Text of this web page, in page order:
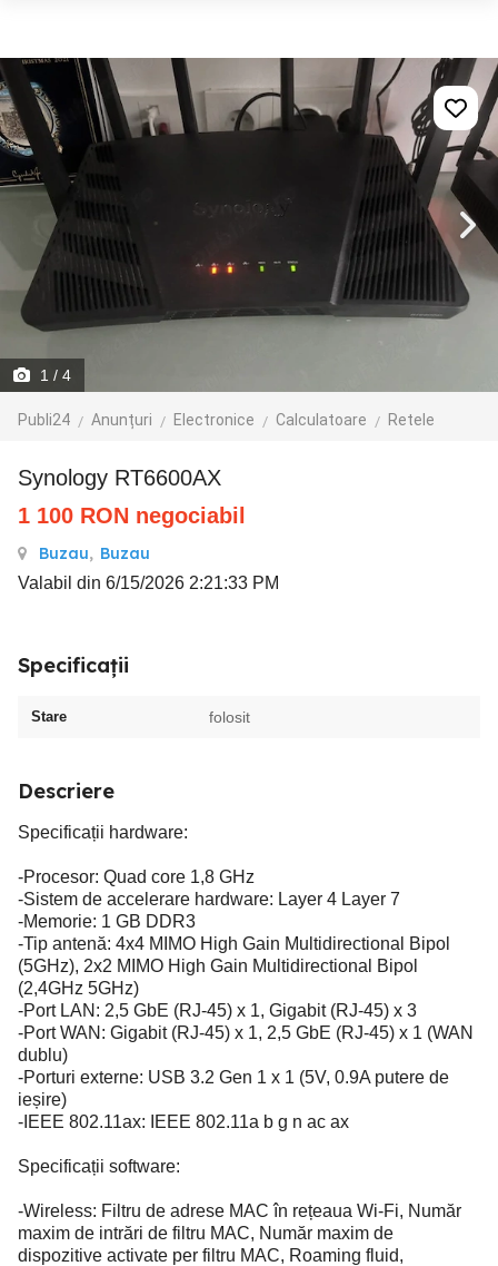
1 / 4
Publi24 Anunțuri Electronice Calculatoare Retele
Synology RT6600AX
1 100 RON negociabil
Buzau, Buzau
Valabil din 6/15/2026 2:21:33 PM
Specificații
Stare folosit
Descriere
Specificații hardware:
-Procesor: Quad core 1,8 GHz
-Sistem de accelerare hardware: Layer 4 Layer 7
-Memorie: 1 GB DDR3
-Tip antenă: 4x4 MIMO High Gain Multidirectional Bipol
(5GHz), 2x2 MIMO High Gain Multidirectional Bipol
(2,4GHz 5GHz)
-Port LAN: 2,5 GbE (RJ-45) x 1, Gigabit (RJ-45) x 3
-Port WAN: Gigabit (RJ-45) x 1, 2,5 GbE (RJ-45) x 1 (WAN
dublu)
-Porturi externe: USB 3.2 Gen 1 x 1 (5V, 0.9A putere de
ieșire)
-IEEE 802.11ax: IEEE 802.11a b g n ac ax
Specificații software:
-Wireless: Filtru de adrese MAC în rețeaua Wi-Fi, Număr
maxim de intrări de filtru MAC, Număr maxim de
dispozitive activate per filtru MAC, Roaming fluid,